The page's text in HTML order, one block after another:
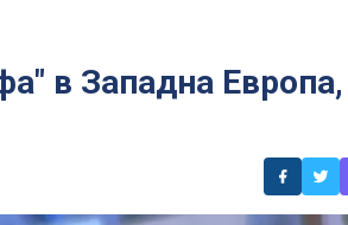
в Западна Европа,